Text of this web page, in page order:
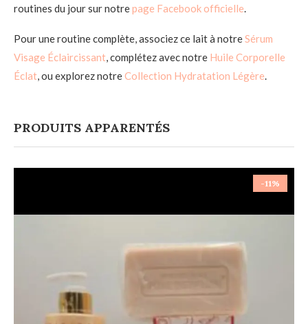
routines du jour sur notrepage Facebook officielle.
Pour une routine complète, associez ce lait à notreSérum
Visage Éclaircissant, complétez avec notre Huile Corporelle
Éclat, ou explorez notreCollection Hydratation Légère.
PRODUITS APPARENTÉS
-11%